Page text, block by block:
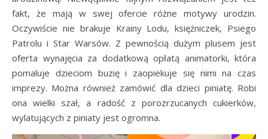
fakt, że mają w swej ofercie różne motywy urodzin.
Oczywiście nie brakuje Krainy Lodu, księżniczek, Psiego
Patrolu i Star Warsów. Z pewnością dużym plusem jest
oferta wynajęcia za dodatkową opłatą animatorki, która
pomaluje dzieciom buzię i zaopiekuje się nimi na czas
imprezy. Można również zamówić dla dzieci piniatę. Robi
ona wielki szał, a radość z porozrzucanych cukierków,
wylatujących z piniaty jest ogromna.